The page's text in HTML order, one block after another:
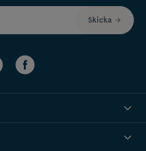
Skicka